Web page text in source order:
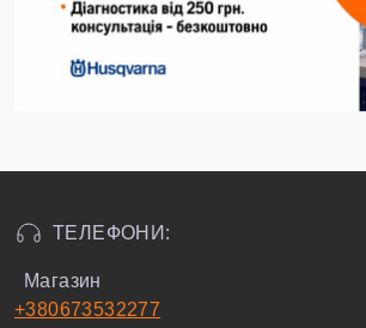
ТЕЛЕФОНИ:
Магазин
+380673532277